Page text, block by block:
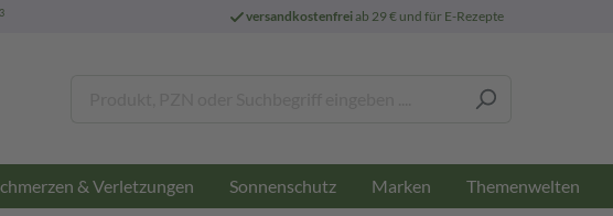
3 versandkostenfreiab 29 € und für E-Rezepte
& Verletzungen Sonnenschutz Marken Themenwelten